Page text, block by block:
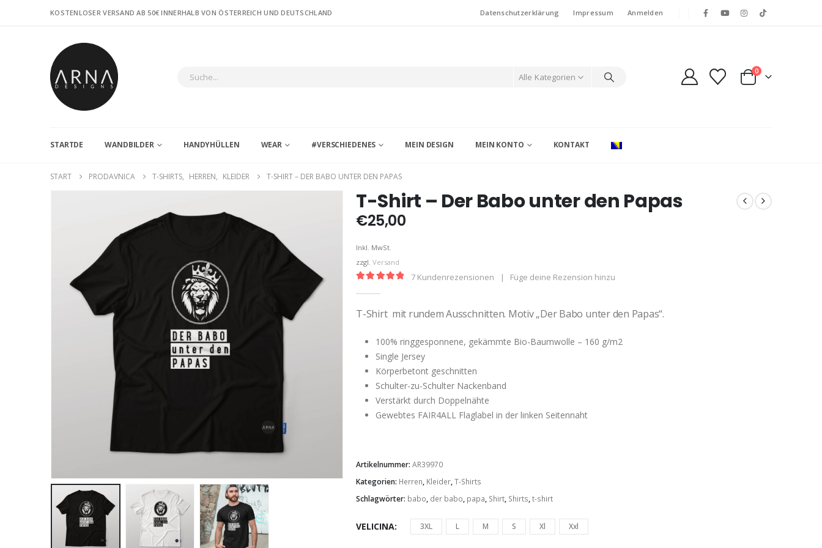
KOSTENLOSER VERSAND AB 50€ INNERHALB VON ÖSTERREICH UND DEUTSCHLAND Datenschutzerklärung Impressum Anmelden
Alle Kategorien
0
STARTDE WANDBILDER HANDYHÜLLEN WEAR #VERSCHIEDENES MEIN DESIGN MEIN KONTO KONTAKT
START PRODAVNICA T-SHIRTS, HERREN, KLEIDER T-SHIRT – DER BABO UNTER DEN PAPAS
T-Shirt – Der Babo unter den Papas
€25,00
Inkl. MwSt.
zzgl. Versand
7 Kundenrezensionen | Füge deine Rezension hinzu
T-Shirt mit rundem Ausschnitten. Motiv „Der Babo unter den Papas“.
100% ringgesponnene, gekämmte Bio-Baumwolle – 160 g/m2
Single Jersey
Körperbetont geschnitten
Schulter-zu-Schulter Nackenband
Verstärkt durch Doppelnähte
Gewebtes FAIR4ALL Flaglabel in der linken Seitennaht
Artikelnummer: AR39970
Kategorien: Herren, Kleider,T-Shirts
Schlagwörter: babo, der babo, papa, Shirt, Shirts,t-shirt
VELICINA 3XL L M S Xl Xxl